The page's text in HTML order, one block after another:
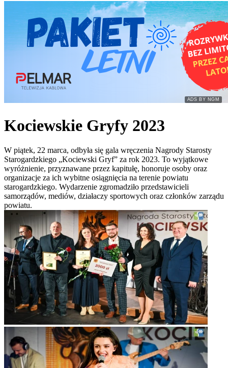
ADS BY NGM
Kociewskie Gryfy 2023
W piątek, 22 marca, odbyła się gala wręczenia Nagrody Starosty
Starogardzkiego „Kociewski Gryf” za rok 2023. To wyjątkowe
wyróżnienie, przyznawane przez kapitułę, honoruje osoby oraz
organizacje za ich wybitne osiągnięcia na terenie powiatu
starogardzkiego. Wydarzenie zgromadziło przedstawicieli
samorządów, mediów, działaczy sportowych oraz członków zarządu